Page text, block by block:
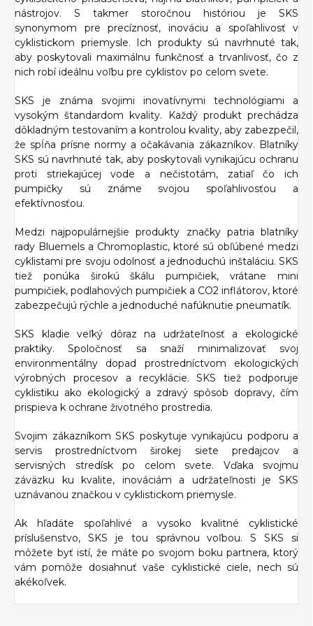
nástrojov. S takmer storočnou históriou je SKS
synonymom pre precíznosť, inováciu a spoľahlivosť v
cyklistickom priemysle. Ich produkty sú navrhnuté tak,
aby poskytovali maximálnu funkčnosť a trvanlivosť, čo z
nich robí ideálnu voľbu pre cyklistov po celom svete.
SKS je známa svojimi inovatívnymi technológiami a
vysokým štandardom kvality. Každý produkt prechádza
dôkladným testovaním a kontrolou kvality, aby zabezpečil,
že spĺňa prísne normy a očakávania zákazníkov. Blatníky
SKS sú navrhnuté tak, aby poskytovali vynikajúcu ochranu
proti striekajúcej vode a nečistotám, zatiaľ čo ich
pumpičky sú známe svojou spoľahlivosťou a
efektívnosťou.
Medzi najpopulárnejšie produkty značky patria blatníky
rady Bluemels a Chromoplastic, ktoré sú obľúbené medzi
cyklistami pre svoju odolnosť a jednoduchú inštaláciu. SKS
tiež ponúka širokú škálu pumpičiek, vrátane mini
pumpičiek, podlahových pumpičiek a CO2 inflátorov, ktoré
zabezpečujú rýchle a jednoduché nafúknutie pneumatík.
SKS kladie veľký dôraz na udržateľnosť a ekologické
praktiky. Spoločnosť sa snaží minimalizovať svoj
environmentálny dopad prostredníctvom ekologických
výrobných procesov a recyklácie. SKS tiež podporuje
cyklistiku ako ekologický a zdravý spôsob dopravy, čím
prispieva k ochrane životného prostredia.
Svojim zákazníkom SKS poskytuje vynikajúcu podporu a
servis prostredníctvom širokej siete predajcov a
servisných stredísk po celom svete. Vďaka svojmu
záväzku ku kvalite, inováciám a udržateľnosti je SKS
uznávanou značkou v cyklistickom priemysle.
Ak hľadáte spoľahlivé a vysoko kvalitné cyklistické
príslušenstvo, SKS je tou správnou voľbou. S SKS si
môžete byť istí, že máte po svojom boku partnera, ktorý
vám pomôže dosiahnuť vaše cyklistické ciele, nech sú
akékoľvek.